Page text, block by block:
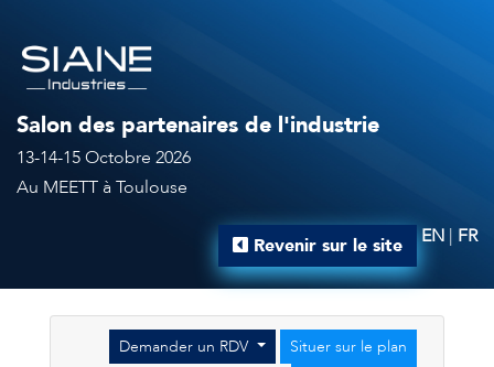
Salon des partenaires de l'industrie
13-14-15 Octobre 2026
Au MEETT à Toulouse
Revenir sur le site EN | FR
Situer sur le plan
Demander un RDV